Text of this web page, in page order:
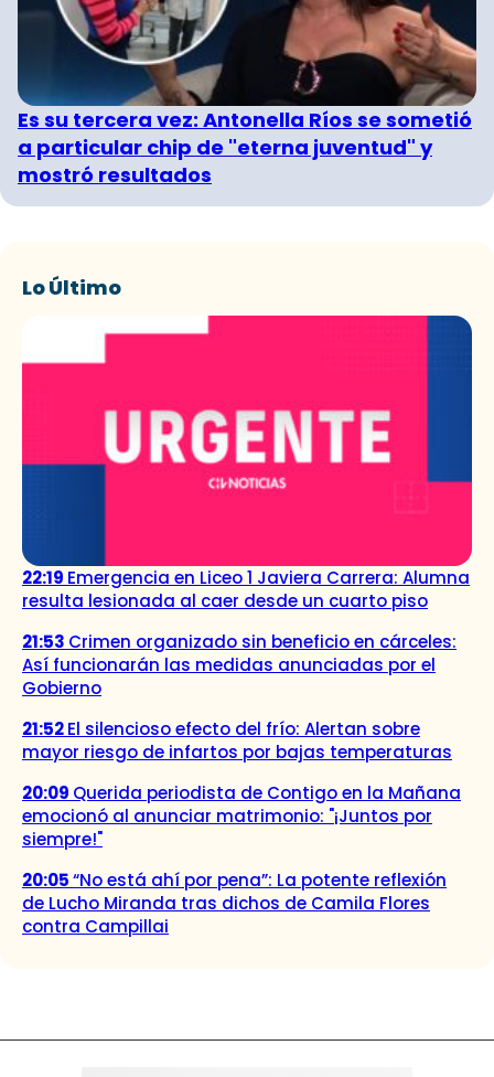
Es su tercera vez: Antonella Ríos se sometió
a particular chip de "eterna juventud" y
mostró resultados
Lo Último
22:19 Emergencia en Liceo 1 Javiera Carrera: Alumna
resulta lesionada al caer desde un cuarto piso
21:53 Crimen organizado sin beneficio en cárceles:
Así funcionarán las medidas anunciadas por el
Gobierno
21:52El silencioso efecto del frío: Alertan sobre
mayor riesgo de infartos por bajas temperaturas
20:09 Querida periodista de Contigo en la Mañana
emocionó al anunciar matrimonio: "¡Juntos por
siempre!"
20:05“No está ahí por pena”: La potente reflexión
de Lucho Miranda tras dichos de Camila Flores
contra Campillai